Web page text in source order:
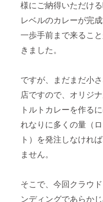
様にご納得いただけ
レベルのカレーが完
一歩手前まで来るこ
きました。
ですが、まだまだ小
店ですので、オリジ
トルトカレーを作る
れなりに多くの量（
ト）を発注しなけれ
ません。
そこで、今回クラウ
ンディングであらか